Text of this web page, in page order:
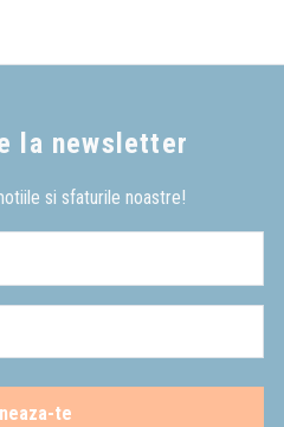
la newsletter
si sfaturile noastre!
te